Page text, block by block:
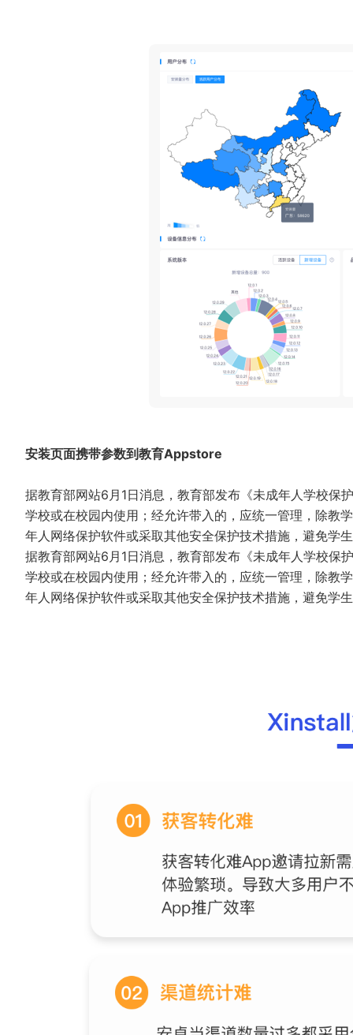
安装页面携带参数到教育Appstore
据教育部网站6月1日消息，教育部发布《未成年人学校保
学校或在校园内使用；经允许带入的，应统一管理，除教
年人网络保护软件或采取其他安全保护技术措施，避免学
据教育部网站6月1日消息，教育部发布《未成年人学校保
学校或在校园内使用；经允许带入的，应统一管理，除教
年人网络保护软件或采取其他安全保护技术措施，避免学